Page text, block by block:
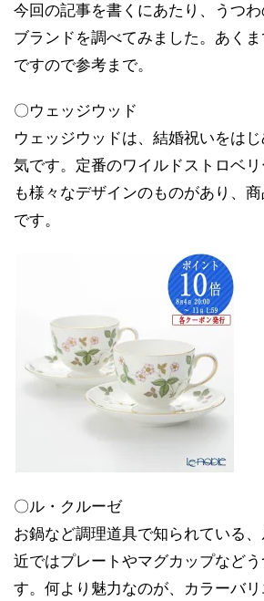
今回の記事を書くにあたり、うつ
ブランドを調べてみました。あく
ですので参考まで。
〇ウェッジウッド
ウェッジウッドは、結婚祝いをは
気です。定番のワイルドストロベ
も様々なデザインのものがあり、
です。
〇ル・クルーゼ
お鍋など調理道具で知られている
近ではプレートやマグカップなど
す。何より魅力なのが、カラーバ